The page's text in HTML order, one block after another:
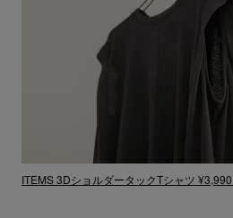
ITEMS 3DショルダータックTシャツ